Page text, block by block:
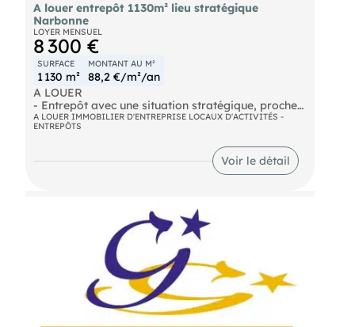
A louer entrepôt 1130m² lieu stratégique
Narbonne
LOYER MENSUEL
8 300 €
SURFACE
1 130 m²
MONTANT AU M²
88,2 €/m²/an
A LOUER
- Entrepôt avec une situation stratégique, proche
de l'autoroute. Idéal pour les activités logistique
et distribution. Accès chargement avec 11 quais
SPL, 6 quais PL et 1 quai VL. Un bureau de
direction, une salle de réunion, WC H/F. Nous
A LOUER IMMOBILIER D'ENTREPRISE LOCAUX D'ACTIVITÉS -
ENTREPÔTS
Voir le détail